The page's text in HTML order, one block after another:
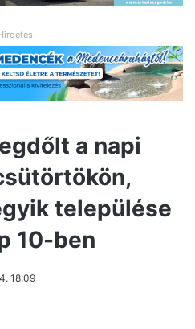
-
a napi
települése
10-ben
18:09